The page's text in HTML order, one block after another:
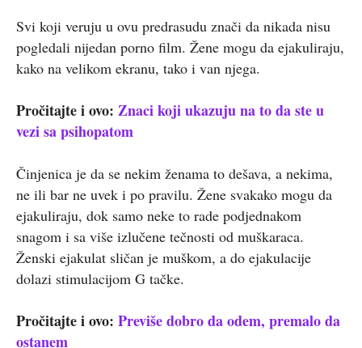
Svi koji veruju u ovu predrasudu znači da nikada nisu
pogledali nijedan porno film. Žene mogu da ejakuliraju,
kako na velikom ekranu, tako i van njega.
Pročitajte i ovo: Znaci koji ukazuju na to da ste u
vezi sa psihopatom
Činjenica je da se nekim ženama to dešava, a nekima,
ne ili bar ne uvek i po pravilu. Žene svakako mogu da
ejakuliraju, dok samo neke to rade podjednakom
snagom i sa više izlučene tečnosti od muškaraca.
Ženski ejakulat sličan je muškom, a do ejakulacije
dolazi stimulacijom G tačke.
Pročitajte i ovo: Previše dobro da odem, premalo da
ostanem